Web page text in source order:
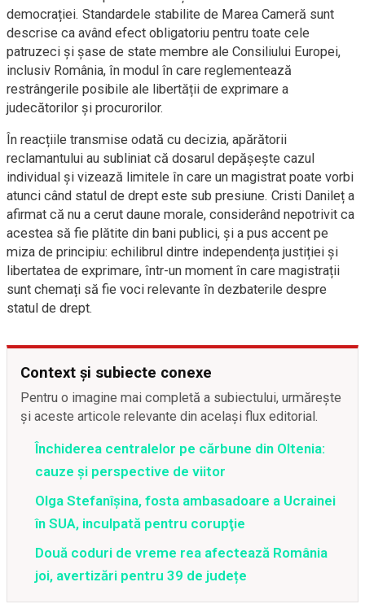
democrației. Standardele stabilite de Marea Cameră sunt
descrise ca având efect obligatoriu pentru toate cele
patruzeci și șase de state membre ale Consiliului Europei,
inclusiv România, în modul în care reglementează
restrângerile posibile ale libertății de exprimare a
judecătorilor și procurorilor.
În reacțiile transmise odată cu decizia, apărătorii
reclamantului au subliniat că dosarul depășește cazul
individual și vizează limitele în care un magistrat poate vorbi
atunci când statul de drept este sub presiune. Cristi Danileț a
afirmat că nu a cerut daune morale, considerând nepotrivit ca
acestea să fie plătite din bani publici, și a pus accent pe
miza de principiu: echilibrul dintre independența justiției și
libertatea de exprimare, într-un moment în care magistrații
sunt chemați să fie voci relevante în dezbaterile despre
statul de drept.
Context și subiecte conexe
Pentru o imagine mai completă a subiectului, urmărește
și aceste articole relevante din același flux editorial.
Închiderea centralelor pe cărbune din Oltenia:
cauze și perspective de viitor
Olga Stefanîşina, fosta ambasadoare a Ucrainei
în SUA, inculpată pentru corupţie
Două coduri de vreme rea afectează România
joi, avertizări pentru 39 de județe